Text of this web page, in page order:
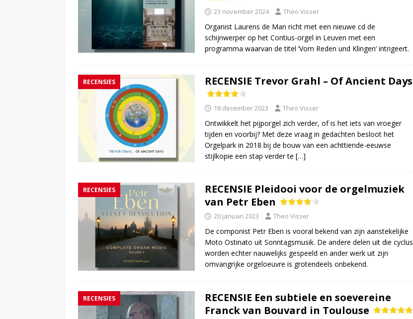
23 november 2024 Theo Visser
Organist Laurens de Man richt met een nieuwe cd de
schijnwerper op het Contius-orgel in Leuven met een
programma waarvan de titel ‘Vom Reden und Klingen’ intrigeert.
RECENSIES RECENSIE Trevor Grahl – Of Ancient Days
18 december 2023 Theo Visser
Ontwikkelt het pijporgel zich verder, of is het iets van vroeger
tijden en voorbij? Met deze vraag in gedachten besloot het
Orgelpark in 2018 bij de bouw van een achttiende-eeuwse
stijlkopie een stap verder te […]
RECENSIES
RECENSIE Pleidooi voor de orgelmuziek
van Petr Eben
20 januari 2023 Theo Visser
De componist Petr Eben is vooral bekend van zijn aanstekelijke
Moto Ostinato uit Sonntagsmusik. De andere delen uit die cyclus
worden echter nauwelijks gespeeld en ander werk uit zijn
omvangrijke orgeloeuvre is grotendeels onbekend.
RECENSIES
RECENSIE Een subtiele en soevereine
Franck van Bouvard in Toulouse